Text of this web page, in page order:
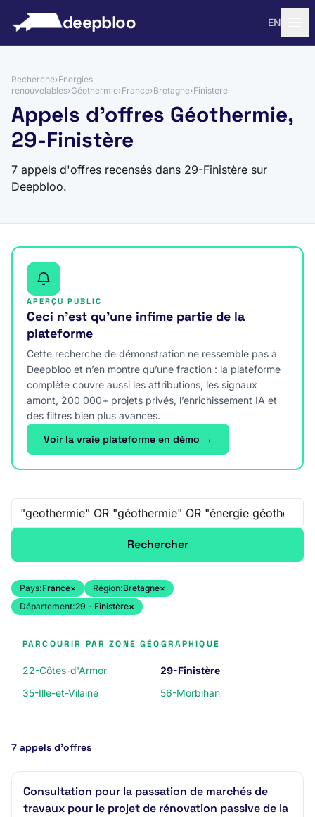
deepbloo EN
Recherche›Énergies
renouvelables›Géothermie›France›Bretagne›Finistere
Appels d'offres Géothermie,
29-Finistère
7 appels d'offres recensés dans 29-Finistère sur
Deepbloo.
APERÇU PUBLIC
Ceci n’est qu’une infime partie de la
plateforme
Cette recherche de démonstration ne ressemble pas à
Deepbloo et n’en montre qu’une fraction : la plateforme
complète couvre aussi les attributions, les signaux
amont, 200 000+ projets privés, l’enrichissement IA et
des filtres bien plus avancés.
Voir la vraie plateforme en démo →
Recherche libre
Rechercher
Pays:France× Région:Bretagne×
Département:29 - Finistère×
PARCOURIR PAR ZONE GÉOGRAPHIQUE
22-Côtes-d'Armor
29-Finistère
35-Ille-et-Vilaine
56-Morbihan
7 appels d’offres
Consultation pour la passation de marchés de
travaux pour le projet de rénovation passive de la